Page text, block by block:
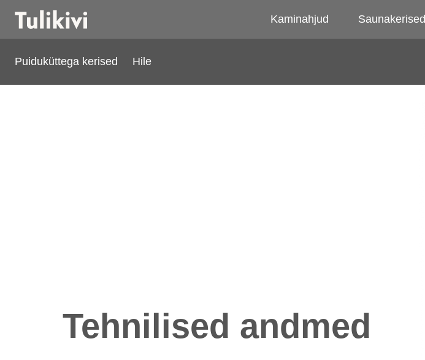
Kaminahjud Saunakerised
Puiduküttega kerised Hile
Tehnilised andmed